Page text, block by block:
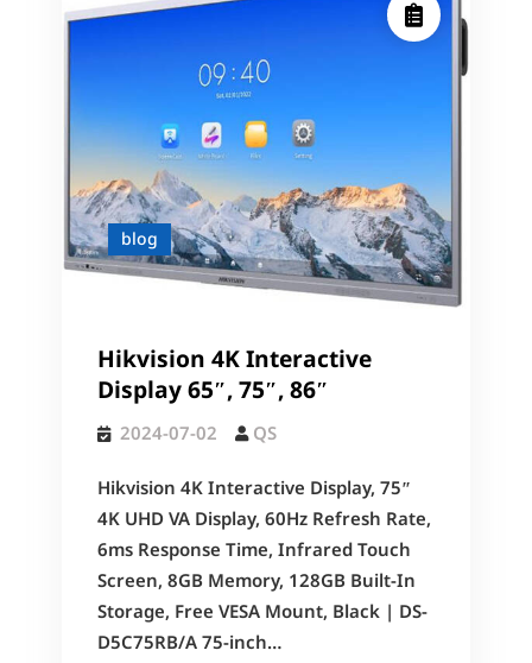
blog
Hikvision 4K Interactive
Display 65″, 75″, 86″
2024-07-02
QS
Hikvision 4K Interactive Display, 75″
4K UHD VA Display, 60Hz Refresh Rate,
6ms Response Time, Infrared Touch
Screen, 8GB Memory, 128GB Built-In
Storage, Free VESA Mount, Black | DS-
D5C75RB/A 75-inch…